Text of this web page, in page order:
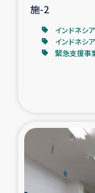
施-2
インドネシア
インドネシ
緊急支援事